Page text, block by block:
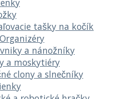
tašky na kočík
Organizéry
a nánožníky
a moskytiéry
clony a slnečníky